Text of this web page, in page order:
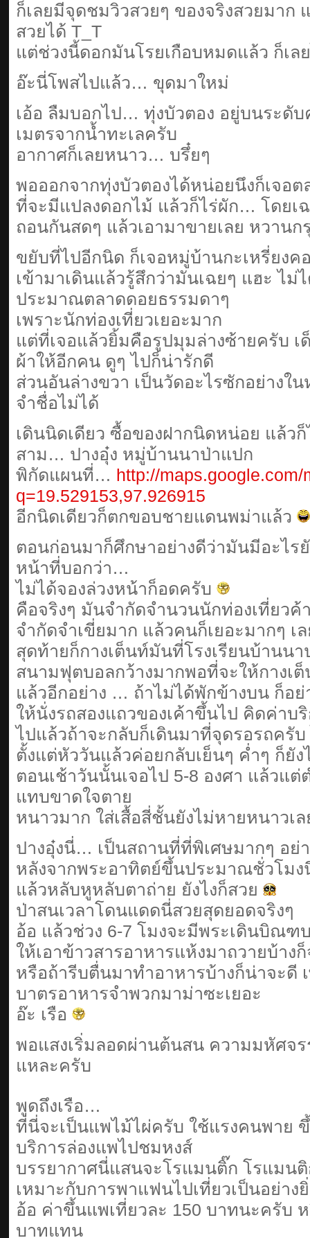
ก็เลยมีจุดชมวิวสวยๆ ของจริงสวยมาก
สวยได้ T_T
แต่ช่วงนี้ดอกมันโรยเกือบหมดแล้ว ก็เ
อ๊ะนี่โพสไปแล้ว… ขุดมาใหม่
เอ้อ ลืมบอกไป… ทุ่งบัวตอง อยู่บนระดั
เมตรจากน้ำทะเลครับ
อากาศก็เลยหนาว… บรึ๋ยๆ
พอออกจากทุ่งบัวตองได้หน่อยนึงก็เจอ
ที่จะมีแปลงดอกไม้ แล้วก็ไร่ผัก… โดย
ถอนกันสดๆ แล้วเอามาขายเลย หวาน
ขยับที่ไปอีกนิด ก็เจอหมู่บ้านกะเหรี่ยงค
เข้ามาเดินแล้วรู้สึกว่ามันเฉยๆ แฮะ ไ
ประมาณตลาดดอยธรรมดาๆ
เพราะนักท่องเที่ยวเยอะมาก
แต่ที่เจอแล้วยิ้มคือรูปมุมล่างซ้ายครับ
ผ้าให้อีกคน ดูๆ ไปก็น่ารักดี
ส่วนอันล่างขวา เป็นวัดอะไรซักอย่างใ
จำชื่อไม่ได้
เดินนิดเดียว ซื้อของฝากนิดหน่อย แล้ว
สาม… ปางอุ๋ง หมู่บ้านนาป่าแปก
พิกัดแผนที่… http://maps.google.com/
q=19.529153,97.926915
อีกนิดเดียวก็ตกขอบชายแดนพม่าแล้ว
ตอนก่อนมาก็ศึกษาอย่างดีว่ามันมีอะไรยั
หน้าที่บอกว่า…
ไม่ได้จองล่วงหน้าก็อดครับ
คือจริงๆ มันจำกัดจำนวนนักท่องเที่ยว
จำกัดจำเขี่ยมาก แล้วคนก็เยอะมากๆ เ
สุดท้ายก็กางเต็นท์มันที่โรงเรียนบ้านนา
สนามฟุตบอลกว้างมากพอที่จะให้กางเต็
แล้วอีกอย่าง … ถ้าไม่ได้พักข้างบน ก็อย่
ให้นั่งรถสองแถวของเค้าขึ้นไป คิดค่าบ
ไปแล้วถ้าจะกลับก็เดินมาที่จุดรอรถครั
ตั้งแต่หัววันแล้วค่อยกลับเย็นๆ ค่ำๆ ก็ยัง
ตอนเช้าวันนั้นเจอไป 5-8 องศา แล้วแ
แทบขาดใจตาย
หนาวมาก ใส่เสื้อสี่ชั้นยังไม่หายหนาวเ
ปางอุ๋งนี่… เป็นสถานที่ที่พิเศษมากๆ อย่
หลังจากพระอาทิตย์ขึ้นประมาณชั่วโมง
แล้วหลับหูหลับตาถ่าย ยังไงก็สวย
ป่าสนเวลาโดนแดดนี่สวยสุดยอดจริงๆ
อ้อ แล้วช่วง 6-7 โมงจะมีพระเดินบิณฑ
ให้เอาข้าวสารอาหารแห้งมาถวายบ้าง
หรือถ้ารีบตื่นมาทำอาหารบ้างก็น่าจะดี
บาตรอาหารจำพวกมาม่าซะเยอะ
อ๊ะ เรือ
พอแสงเริ่มลอดผ่านต้นสน ความมหัศจร
แหละครับ
พูดถึงเรือ…
ที่นี่จะเป็นแพไม้ไผ่ครับ ใช้แรงคนพาย
บริการล่องแพไปชมหงส์
บรรยากาศนี่แสนจะโรแมนติ๊ก โรแมน
เหมาะกับการพาแฟนไปเที่ยวเป็นอย่าง
อ้อ ค่าขึ้นแพเที่ยวละ 150 บาทนะครับ
บาทแทน